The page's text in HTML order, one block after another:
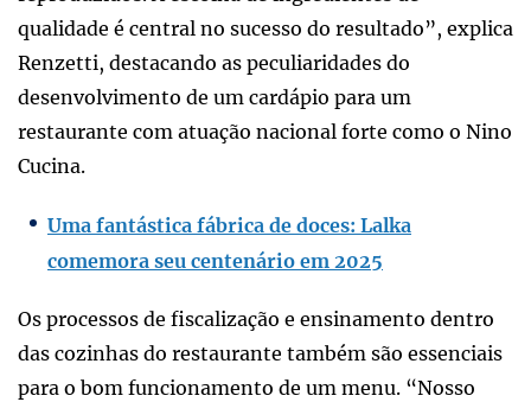
qualidade é central no sucesso do resultado”, explica
Renzetti, destacando as peculiaridades do
desenvolvimento de um cardápio para um
restaurante com atuação nacional forte como o Nino
Cucina.
Uma fantástica fábrica de doces: Lalka
comemora seu centenário em 2025
Os processos de fiscalização e ensinamento dentro
das cozinhas do restaurante também são essenciais
para o bom funcionamento de um menu. “Nosso